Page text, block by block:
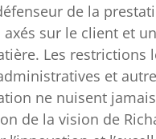
de la
axés sur le client et
Les restrictions
et
ne nuisent
de la vision de